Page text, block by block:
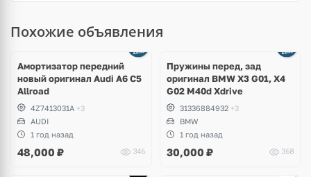
Похожие объявления
Амортизатор передний
новый оригинал Audi A6 C5
Allroad
4Z7413031A +3
AUDI
1 год назад
48,000 ₽ 346
Пружины перед, зад
оригинал BMW X3 G01, X4
G02 M40d Xdrive
31336884932 +3
BMW
1 год назад
30,000 ₽ 368